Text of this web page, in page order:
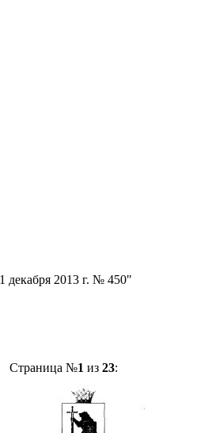
декабря 2013 г. № 450"
Страница №1 из 23: